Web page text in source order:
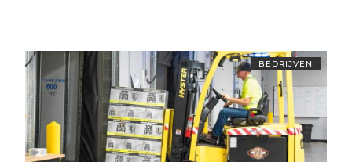
BEDRIJVEN